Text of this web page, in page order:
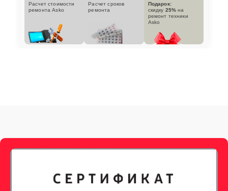
Расчет стоимости
ремонта Asko
Расчет сроков
ремонта
Подарок:
скидку 25% на
ремонт техники
Asko